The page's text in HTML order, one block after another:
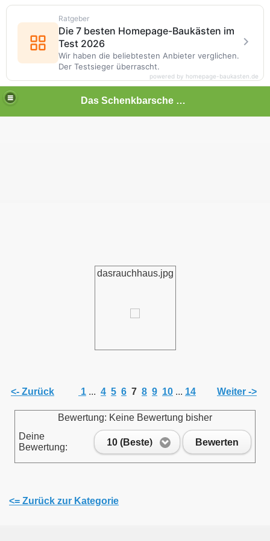
Das Schenkbarsche Haus in Biedenkopf
dasrauchhaus.jpg
<- Zurück 1 ... 4 5 6 7 8 9 10 ... 14 Weiter ->
Bewertung: Keine Bewertung bisher
Deine
Bewertung:
10 (Beste) Bewerten
<= Zurück zur Kategorie
Ratgeber
Die 7 besten Homepage-Baukästen im
Test 2026
Wir haben die beliebtesten Anbieter verglichen.
Der Testsieger überrascht.
powered by homepage-baukasten.de